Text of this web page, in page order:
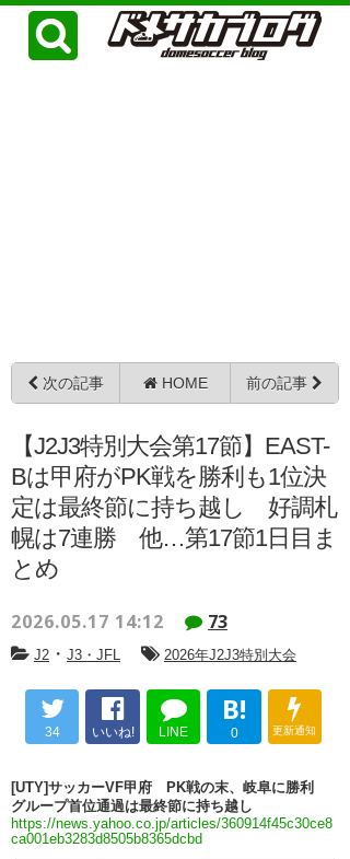
次の記事 HOME 前の記事
【J2J3特別大会第17節】EAST-
Bは甲府がPK戦を勝利も1位決
定は最終節に持ち越し 好調札
幌は7連勝 他…第17節1日目ま
とめ
2026.05.17 14:12 73
J2 ・ J3・JFL 2026年J2J3特別大会
34 いいね! LINE
B!
0 更新通知
[UTY]サッカーVF甲府 PK戦の末、岐阜に勝利
グループ首位通過は最終節に持ち越し
https://news.yahoo.co.jp/articles/360914f45c30ce8
ca001eb3283d8505b8365dcbd